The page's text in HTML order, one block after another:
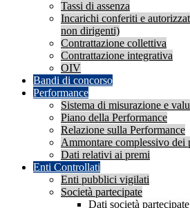
Tassi di assenza
Incarichi conferiti e
non dirigenti)
Contrattazione collettiva
Contrattazione integrativa
OIV
Bandi di concorso
Performance
Sistema di misurazione e
Piano della Performance
Relazione sulla Performance
Ammontare complessivo dei
Dati relativi ai premi
Enti Controllati
Enti pubblici vigilati
Società partecipate
Dati società partecipate